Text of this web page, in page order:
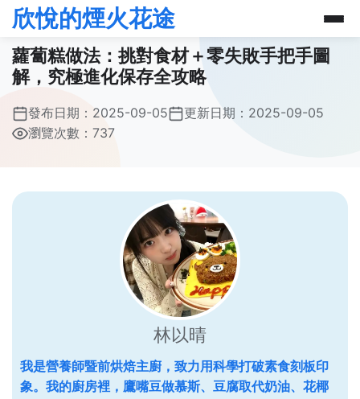
欣悅的煙火花途
蘿蔔糕做法：挑對食材＋零失敗手把手圖
解，究極進化保存全攻略
發布日期： 2025-09-05 更新日期： 2025-09-05
瀏覽次數：737
林以晴
我是營養師暨前烘焙主廚，致力用科學打破素食刻板印
象。我的廚房裡，鷹嘴豆做慕斯、豆腐取代奶油、花椰